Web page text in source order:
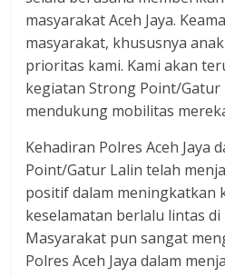
masyarakat Aceh Jaya.
masyarakat, khususnya
prioritas kami. Kami akan
kegiatan Strong Point/
mendukung mobilitas
Kehadiran Polres Aceh Jaya
Point/Gatur Lalin telah
positif dalam meningkatkan
keselamatan berlalu lintas
Masyarakat pun sangat
Polres Aceh Jaya dalam